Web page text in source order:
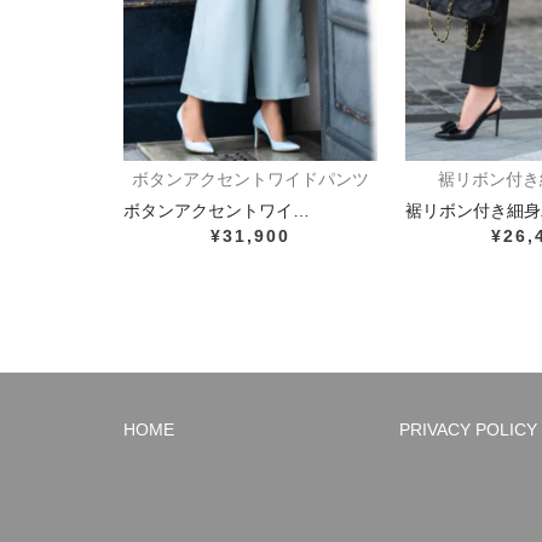
ボタンアクセントワイドパンツ
ボタンアクセントワイ…
¥31,900
裾リボン付
裾リボン付き細
HOME PRIVACY POLICY